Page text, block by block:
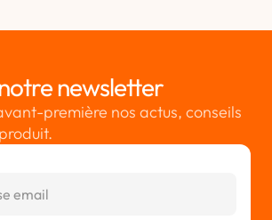
newsletter
première nos actus, conseils